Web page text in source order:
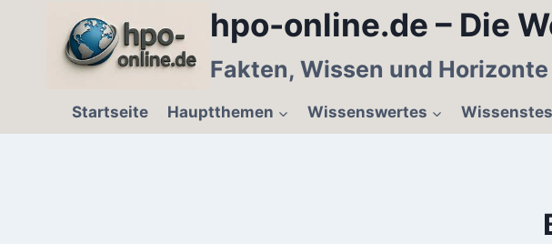
hpo-online.de – Die
Fakten, Wissen und
Startseite Hauptthemen Wissenswertes